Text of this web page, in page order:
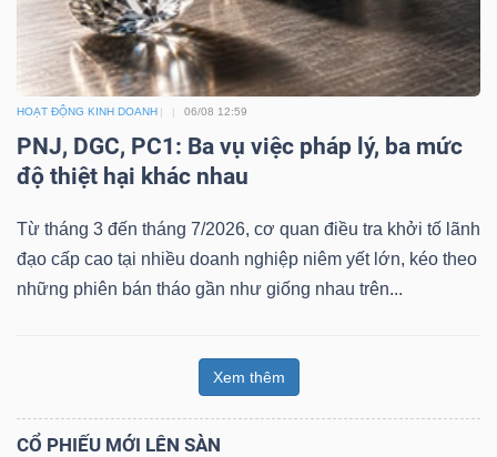
HOẠT ĐỘNG KINH DOANH 06/08 12:59
PNJ, DGC, PC1: Ba vụ việc pháp lý, ba mức
độ thiệt hại khác nhau
Từ tháng 3 đến tháng 7/2026, cơ quan điều tra khởi tố lãnh
đạo cấp cao tại nhiều doanh nghiệp niêm yết lớn, kéo theo
những phiên bán tháo gần như giống nhau trên...
Xem thêm
CỔ PHIẾU MỚI LÊN SÀN